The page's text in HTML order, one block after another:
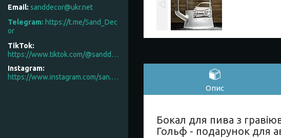
Опис
Бокал для пива з
Гольф - подарунок для
sanddecor@ukr.net
https://t.me/Sand_Dec
or
TikTok
https://www.tiktok.com/@sanddecor.com.ua
Instagram
https://www.instagram.com/san.d.decor/